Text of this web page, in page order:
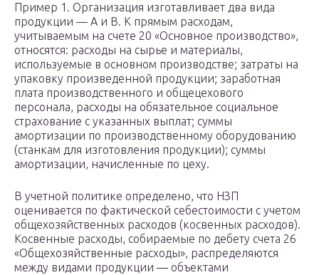
Пример 1. Организация изготавливает два вида
продукции — A и B. К прямым расходам,
учитываемым на счете 20 «Основное производство»,
относятся: расходы на сырье и материалы,
используемые в основном производстве; затраты на
упаковку произведенной продукции; заработная
плата производственного и общецехового
персонала, расходы на обязательное социальное
страхование с указанных выплат; суммы
амортизации по производственному оборудованию
(станкам для изготовления продукции); суммы
амортизации, начисленные по цеху.
В учетной политике определено, что НЗП
оценивается по фактической себестоимости с учетом
общехозяйственных расходов (косвенных расходов).
Косвенные расходы, собираемые по дебету счета 26
«Общехозяйственные расходы», распределяются
между видами продукции — объектами